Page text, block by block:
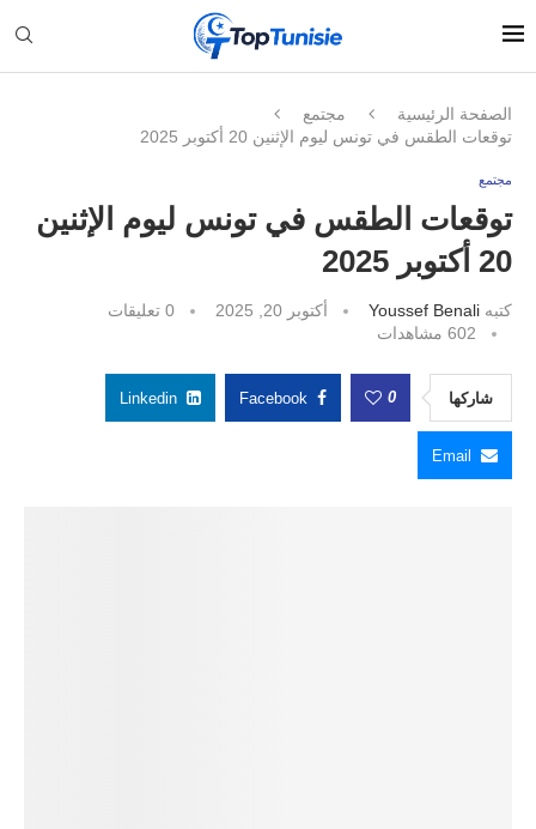
الصفحة الرئيسية
مجتمع
توقعات الطقس في تونس ليوم الإثنين 20 أكتوبر 2025
مجتمع
توقعات الطقس في تونس ليوم الإثنين
20 أكتوبر 2025
كتبه Youssef Benali أكتوبر 20, 2025
0 تعليقات
602 مشاهدات
شاركها 0
Facebook
Linkedin
Email